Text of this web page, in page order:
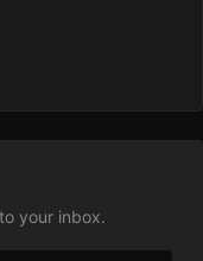
your inbox.